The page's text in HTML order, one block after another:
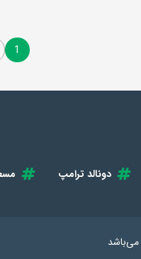
1
دونالد ترامپ
می‌باشد